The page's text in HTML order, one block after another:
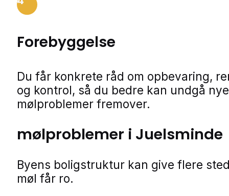
Forebyggelse
Du får konkrete råd om opbevaring,
og kontrol, så du bedre kan undgå nye
mølproblemer fremover.
mølproblemer i Juelsminde
Byens boligstruktur kan give flere
møl får ro.